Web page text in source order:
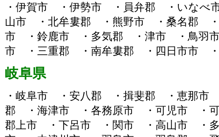
・伊賀市 ・伊勢市 ・員弁郡 ・いな
山市 ・北牟婁郡 ・熊野市 ・桑名郡
市 ・鈴鹿市 ・多気郡 ・津市 ・鳥羽
市 ・三重郡 ・南牟婁郡 ・四日市市 ・
岐阜県
・岐阜市 ・安八郡 ・揖斐郡 ・恵那市
郡 ・海津市 ・各務原市 ・可児市 ・
郡上市 ・下呂市 ・関市 ・高山市 ・